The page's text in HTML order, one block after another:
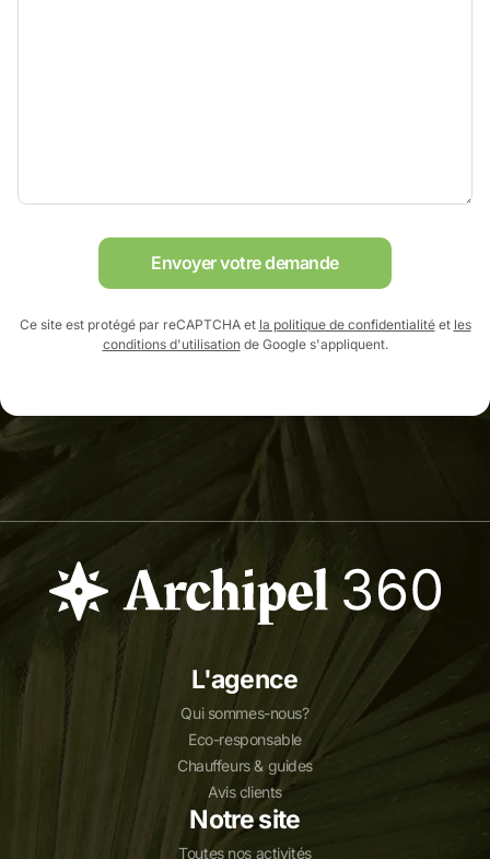
Envoyer votre demande
Ce site est protégé par reCAPTCHA et la politique de confidentialitéet les
conditions d'utilisationde Google s'appliquent.
L'agence
Qui sommes-nous?
Eco-responsable
Chauffeurs & guides
Avis clients
Notre site
Toutes nos activités